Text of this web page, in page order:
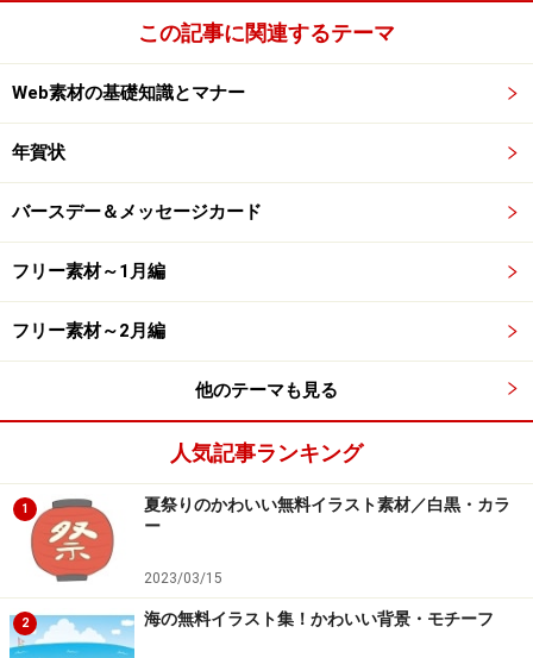
【亥5】手描き風のかっこいい亥です。
だるま風の亥（いのしし）のフリーイラス
ト
【亥6】だるま風の亥です。
亥（いのしし）の白黒・シルエットのフリ
【亥7】亥のシルエットです。
【亥8】亥とうり坊の親子のシルエットです。
この記事に関連するテーマ
Web素材の基礎知識とマナー
年賀状
バースデー＆メッセージカード
フリー素材～1月編
フリー素材～2月編
他のテーマも見る
人気記事ランキング
1
夏祭りのかわいい無料イラスト素材／白黒・カラ
ー
2023/03/15
2 海の無料イラスト集！かわいい背景・モチーフ